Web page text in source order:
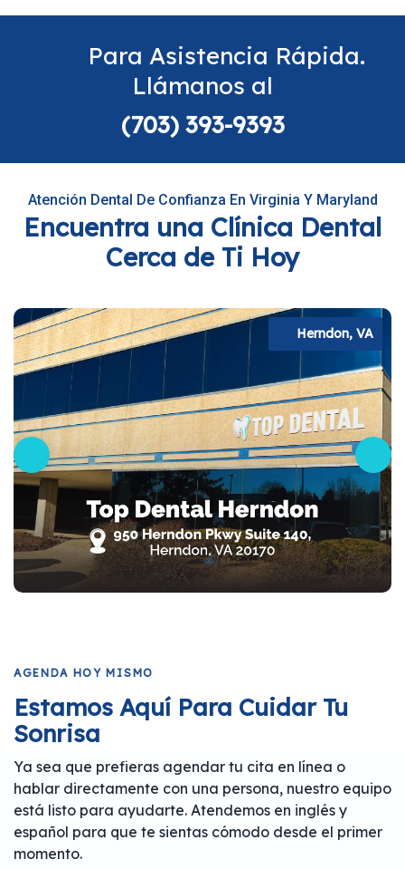
Para Asistencia Rápida.
Llámanos al
(703) 393-9393
Atención Dental De Confianza En Virginia Y Maryland
Encuentra una Clínica Dental
Cerca de Ti Hoy
Herndon, VA
AGENDA HOY MISMO
Estamos Aquí Para Cuidar Tu
Sonrisa
Ya sea que prefieras agendar tu cita en línea o
hablar directamente con una persona, nuestro equipo
está listo para ayudarte. Atendemos en inglés y
español para que te sientas cómodo desde el primer
momento.